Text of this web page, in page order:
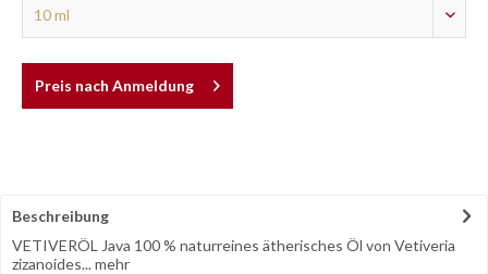
Preis nach Anmeldung
Beschreibung
VETIVERÖL Java 100 % naturreines ätherisches Öl von Vetiveria
zizanoides...mehr